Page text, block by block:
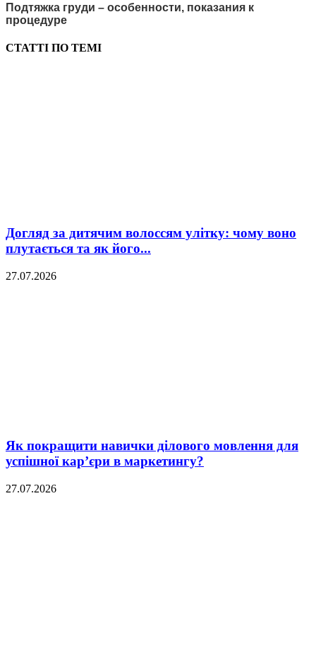
Подтяжка груди – особенности, показания к
процедуре
СТАТТІ ПО ТЕМІ
Догляд за дитячим волоссям улітку: чому воно
плутається та як його...
27.07.2026
Як покращити навички ділового мовлення для
успішної кар’єри в маркетингу?
27.07.2026